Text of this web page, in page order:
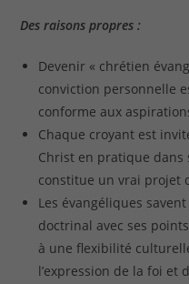
Des raisons propres :
Devenir « chrétien
conviction personnelle
conforme aux
Chaque croyant est
Christ en pratique dans
constitue un vrai projet
Les évangéliques
doctrinal avec ses
à une flexibilité
l’expression de la foi et